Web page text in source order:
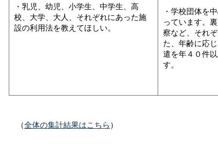
・乳児、幼児、小学生、中学生、高
校、大学、大人、それぞれにあった施
設の利用法を教えてほしい。
・学校団体を
っています。
察など、それ
た、年齢に応
遣を年４０件
す。
（全体の集計結果はこちら）